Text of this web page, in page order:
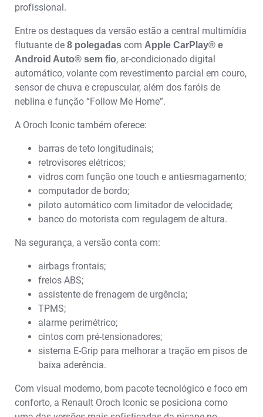
profissional.
Entre os destaques da versão estão a central multimídia
flutuante de 8 polegadas com Apple CarPlay® e
Android Auto® sem fio, ar-condicionado digital
automático, volante com revestimento parcial em couro,
sensor de chuva e crepuscular, além dos faróis de
neblina e função “Follow Me Home”.
A Oroch Iconic também oferece:
barras de teto longitudinais;
retrovisores elétricos;
vidros com função one touch e antiesmagamento;
computador de bordo;
piloto automático com limitador de velocidade;
banco do motorista com regulagem de altura.
Na segurança, a versão conta com:
airbags frontais;
freios ABS;
assistente de frenagem de urgência;
TPMS;
alarme perimétrico;
cintos com pré-tensionadores;
sistema E-Grip para melhorar a tração em pisos de
baixa aderência.
Com visual moderno, bom pacote tecnológico e foco em
conforto, a Renault Oroch Iconic se posiciona como